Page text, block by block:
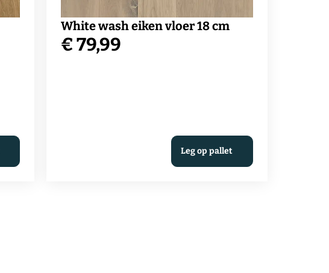
White wash eiken vloer 18 cm
€79,99
Leg op pallet